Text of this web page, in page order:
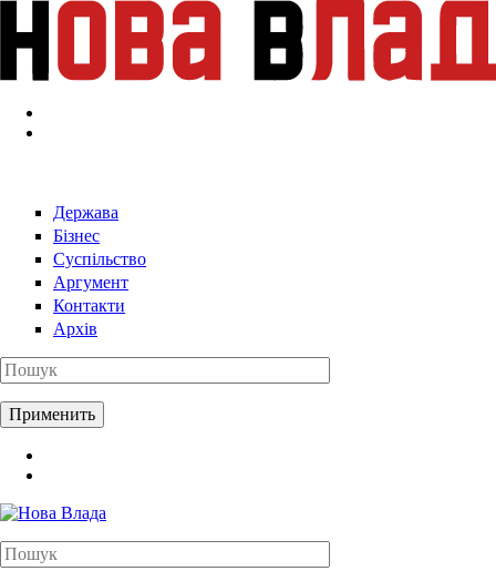
Перейти к основному содержанию
Держава
Бізнес
Суспільство
Аргумент
Контакти
Архів